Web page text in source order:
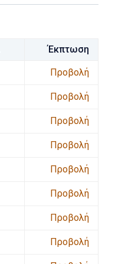
Έκπτωση
Προβολή
Προβολή
Προβολή
Προβολή
Προβολή
Προβολή
Προβολή
Προβολή